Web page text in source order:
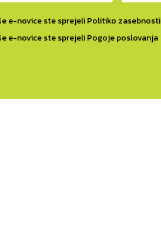
e-novice ste sprejeli Politiko zasebnosti
e-novice ste sprejeli Pogoje poslovanja